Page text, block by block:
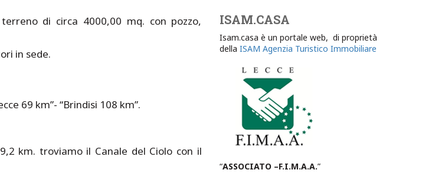
di circa 4000,00 mq. con pozzo,
in sede.
69 km”- “Brindisi 108 km”.
km. troviamo il Canale del Ciolo con il
ISAM.CASA
Isam.casa è un portale web, di proprietà
della ISAM Agenzia Turistico Immobiliare
“ASSOCIATO –F.I.M.A.A.”